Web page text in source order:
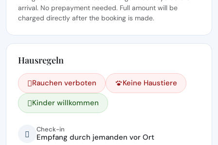
arrival. No prepayment needed. Full amount will be
charged directly after the booking is made.
Hausregeln
Rauchen verboten Keine Haustiere
Kinder willkommen
Check-in
Empfang durch jemanden vor Ort